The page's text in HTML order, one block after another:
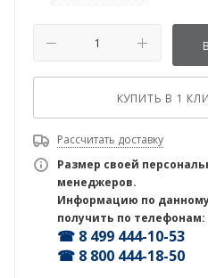
КУПИТЬ В 1
Рассчитать доставку
Размер своей
менеджеров.
Информацию по
получить по телефонам:
☎ 8 499 444-10-53
☎ 8 800 444-18-50